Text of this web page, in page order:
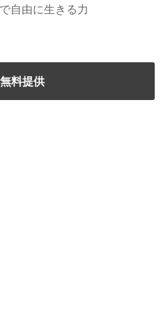
自由に生きる力
料提供